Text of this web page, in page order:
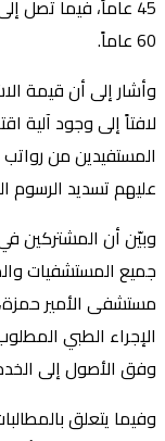
60 عاماً.
لافتاً إلى وجود آلية
المستفيدين من
عليهم تسديد الرسوم
وبيّن أن المشتركين
جميع المستشفيات
مستشفى الأمير
الإجراء الطبي
وفق الأصول إلى
وفيما يتعلق